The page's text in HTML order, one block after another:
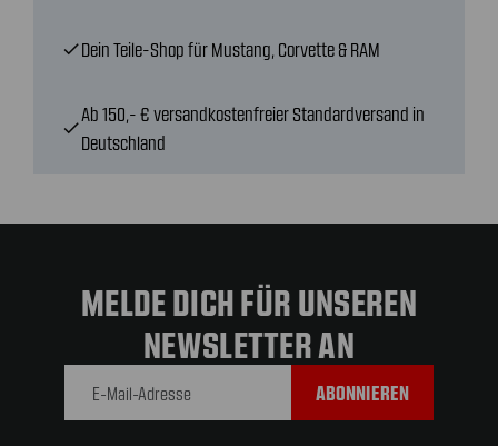
checkDein Teile-Shop für Mustang, Corvette & RAM
check
Ab 150,- € versandkostenfreier Standardversand in
Deutschland
MELDE DICH FÜR UNSEREN
NEWSLETTER AN